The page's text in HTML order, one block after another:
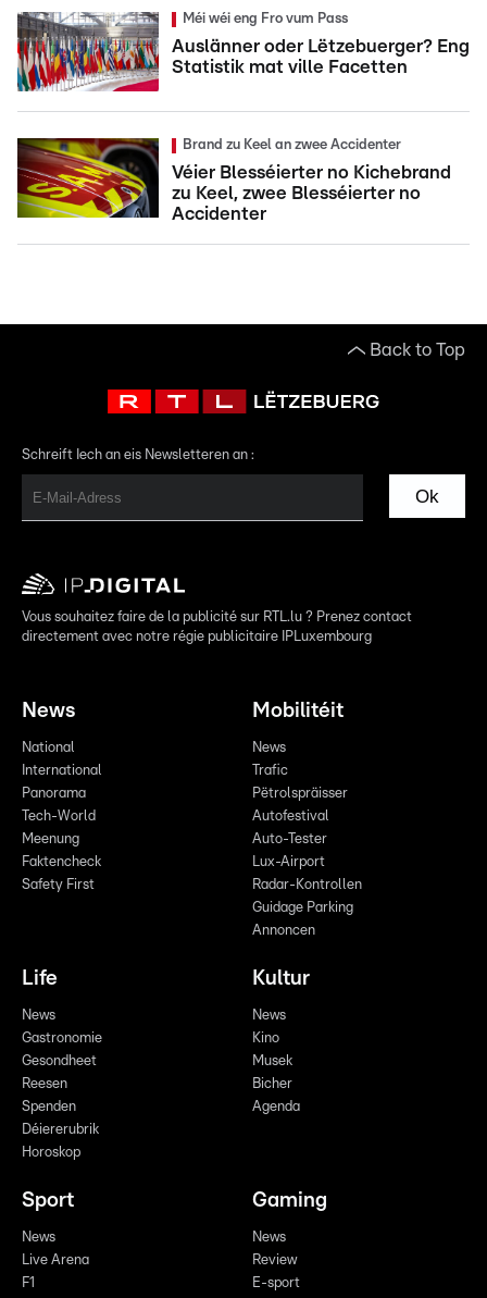
Méi wéi eng Fro vum Pass
Auslänner oder Lëtzebuerger? Eng
Statistik mat ville Facetten
Brand zu Keel an zwee Accidenter
Véier Blesséierter no Kichebrand
zu Keel, zwee Blesséierter no
Accidenter
Back to Top
Schreift Iech an eis Newsletteren an :
Ok
Vous souhaitez faire de la publicité sur RTL.lu ? Prenez contact
directement avec notre régie publicitaire IPLuxembourg
News
National
International
Panorama
Tech-World
Meenung
Faktencheck
Safety First
Mobilitéit
News
Trafic
Pëtrolspräisser
Autofestival
Auto-Tester
Lux-Airport
Radar-Kontrollen
Guidage Parking
Annoncen
Life
News
Gastronomie
Gesondheet
Reesen
Spenden
Déiererubrik
Horoskop
Kultur
News
Kino
Musek
Bicher
Agenda
Sport
News
Live Arena
F1
Gaming
News
Review
E-sport